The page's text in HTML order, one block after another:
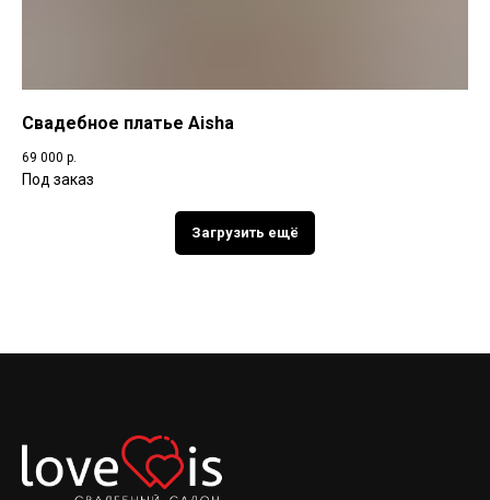
Свадебное платье Aisha
69 000 р.
Загрузить ещё